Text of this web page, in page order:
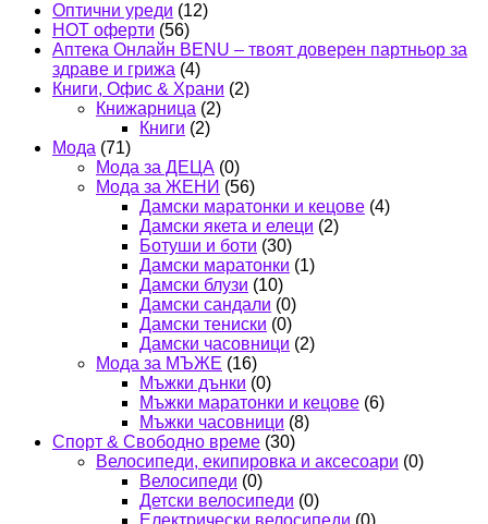
Оптични уреди (12)
HOT оферти (56)
Аптека Онлайн BENU – твоят доверен партньор за
здраве и грижа (4)
Книги, Офис & Храни (2)
Книжарница (2)
Книги (2)
Мода (71)
Мода за ДЕЦА (0)
Мода за ЖЕНИ (56)
Дамски маратонки и кецове (4)
Дамски якета и елеци (2)
Ботуши и боти (30)
Дамски маратонки (1)
Дамски блузи (10)
Дамски сандали (0)
Дамски тениски (0)
Дамски часовници (2)
Мода за МЪЖЕ (16)
Мъжки дънки (0)
Мъжки маратонки и кецове (6)
Мъжки часовници (8)
Спорт & Свободно време (30)
Велосипеди, екипировка и аксесоари (0)
Велосипеди (0)
Детски велосипеди (0)
Електрически велосипеди (0)